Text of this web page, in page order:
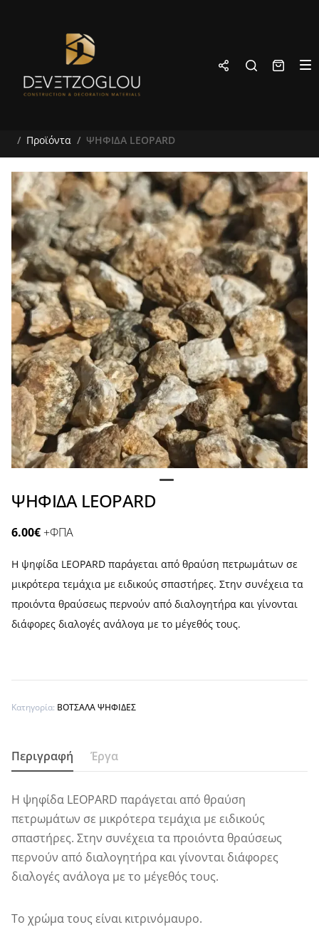
Προϊόντα ΨΗΦΙΔΑ LEOPARD
ΨΗΦΙΔΑ LEOPARD
6.00€+ΦΠΑ
Η ψηφίδα LEOPARD παράγεται από θραύση πετρωμάτων σε
μικρότερα τεμάχια με ειδικούς σπαστήρες. Στην συνέχεια τα
προιόντα θραύσεως περνούν από διαλογητήρα και γίνονται
διάφορες διαλογές ανάλογα με το μέγεθός τους.
Κατηγορία: ΒΟΤΣΑΛΑ ΨΗΦΙΔΕΣ
Περιγραφή Έργα
Η ψηφίδα LEOPARD παράγεται από θραύση
πετρωμάτων σε μικρότερα τεμάχια με ειδικούς
σπαστήρες. Στην συνέχεια τα προιόντα θραύσεως
περνούν από διαλογητήρα και γίνονται διάφορες
διαλογές ανάλογα με το μέγεθός τους.
Το χρώμα τους είναι κιτρινόμαυρο.